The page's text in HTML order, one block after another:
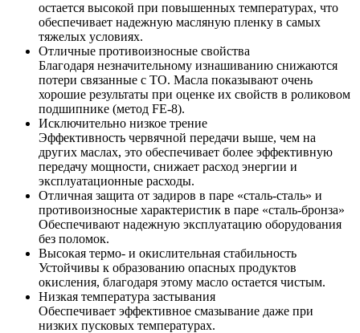
остается высокой при повышенных температурах, что
обеспечивает надежную масляную пленку в самых
тяжелых условиях.
Отличные противоизносные свойства
Благодаря незначительному изнашиванию снижаются
потери связанные с ТО. Масла показывают очень
хорошие результаты при оценке их свойств в роликовом
подшипнике (метод FE-8).
Исключительно низкое трение
Эффективность червячной передачи выше, чем на
других маслах, это обеспечивает более эффективную
передачу мощности, снижает расход энергии и
эксплуатационные расходы.
Отличная защита от задиров в паре «сталь-сталь» и
противоизносные характеристик в паре «сталь-бронза»
Обеспечивают надежную эксплуатацию оборудования
без поломок.
Высокая термо- и окислительная стабильность
Устойчивы к образованию опасных продуктов
окисления, благодаря этому масло остается чистым.
Низкая температура застывания
Обеспечивает эффективное смазывание даже при
низких пусковых температурах.